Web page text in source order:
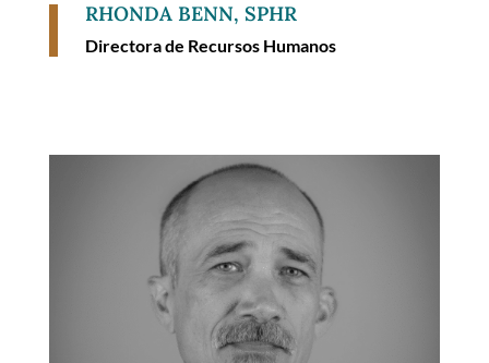
RHONDA BENN, SPHR
Directora de Recursos Humanos